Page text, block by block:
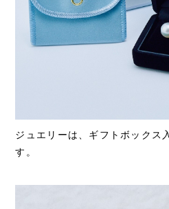
ジュエリーは、ギフトボックス
す。